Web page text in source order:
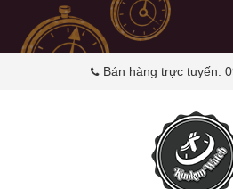
Bán hàng trực tuyến: